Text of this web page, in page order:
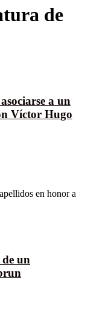
de
a un
Víctor Hugo
en honor a
un